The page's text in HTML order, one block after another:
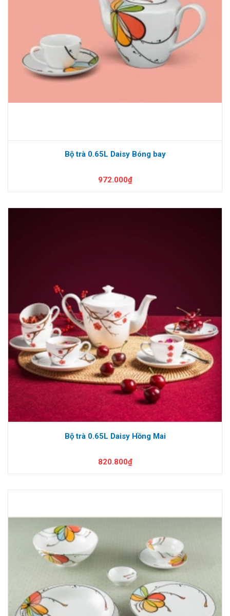
Bộ trà 0.65L Daisy Bóng bay
972.000₫
Bộ trà 0.65L Daisy Hồng Mai
820.800₫